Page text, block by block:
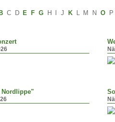
B C D E F G H J K L M N O P
Nordlippe"